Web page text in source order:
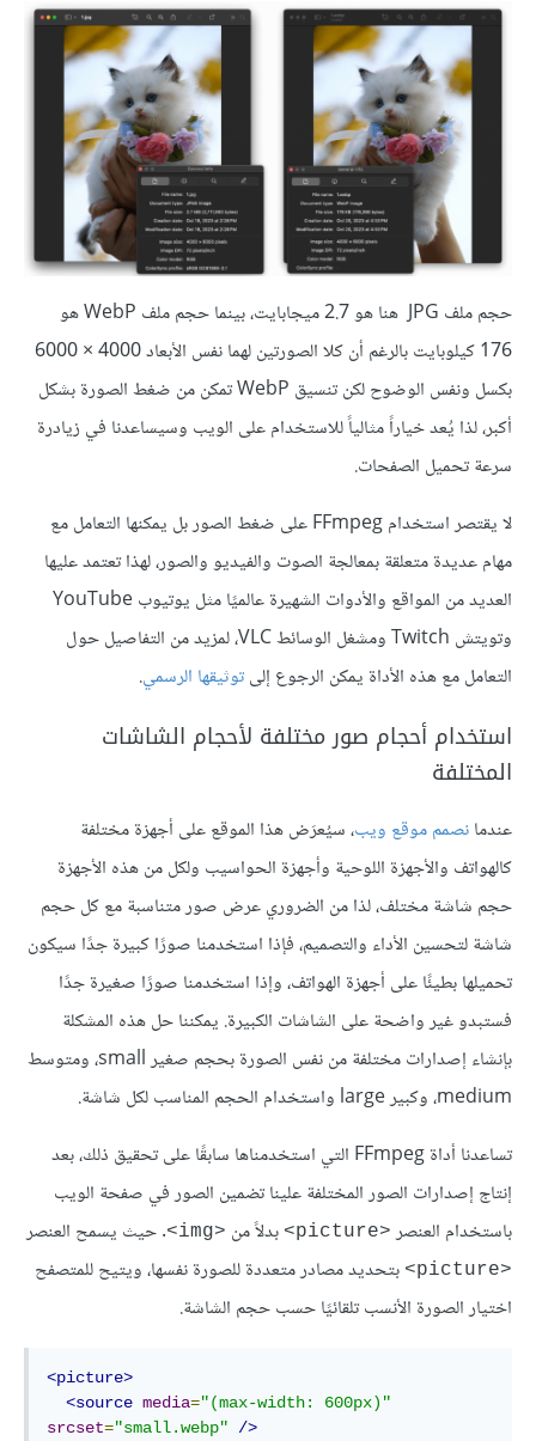
حجم ملف JPG هنا هو 2.7 ميجابايت، بينما حجم ملف WebP هو
176 كيلوبايت بالرغم أن كلا الصورتين لهما نفس الأبعاد 4000 × 6000
بكسل ونفس الوضوح لكن تنسيق WebP تمكن من ضغط الصورة بشكل
أكبر، لذا يُعد خياراً مثالياً للاستخدام على الويب وسيساعدنا في زيادرة
سرعة تحميل الصفحات.
لا يقتصر استخدام FFmpeg على ضغط الصور بل يمكنها التعامل مع
مهام عديدة متعلقة بمعالجة الصوت والفيديو والصور، لهذا تعتمد عليها
العديد من المواقع والأدوات الشهيرة عالميًا مثل يوتيوب YouTube
وتويتش Twitch ومشغل الوسائط VLC، لمزيد من التفاصيل حول
التعامل مع هذه الأداة يمكن الرجوع إلىتوثيقها الرسمي.
استخدام أحجام صور مختلفة لأحجام الشاشات
المختلفة
عندمانصمم موقع ويب، سيُعرَض هذا الموقع على أجهزة مختلفة
كالهواتف والأجهزة اللوحية وأجهزة الحواسيب ولكل من هذه الأجهزة
حجم شاشة مختلف، لذا من الضروري عرض صور متناسبة مع كل حجم
شاشة لتحسين الأداء والتصميم، فإذا استخدمنا صورًا كبيرة جدًا سيكون
تحميلها بطيئًا على أجهزة الهواتف، وإذا استخدمنا صورًا صغيرة جدًا
فستبدو غير واضحة على الشاشات الكبيرة. يمكننا حل هذه المشكلة
بإنشاء إصدارات مختلفة من نفس الصورة بحجم صغير small، ومتوسط
medium، وكبير large واستخدام الحجم المناسب لكل شاشة.
تساعدنا أداة FFmpeg التي استخدمناها سابقًا على تحقيق ذلك، بعد
إنتاج إصدارات الصور المختلفة علينا تضمين الصور في صفحة الويب
باستخدام العنصر <picture> بدلاً من <img> . حيث يسمح العنصر
<picture>
بتحديد مصادر متعددة للصورة نفسها، ويتيح للمتصفح
اختيار الصورة الأنسب تلقائيًا حسب حجم الشاشة.
<picture>
<source media="(max-width: 600px)"
srcset="small.webp"
/>